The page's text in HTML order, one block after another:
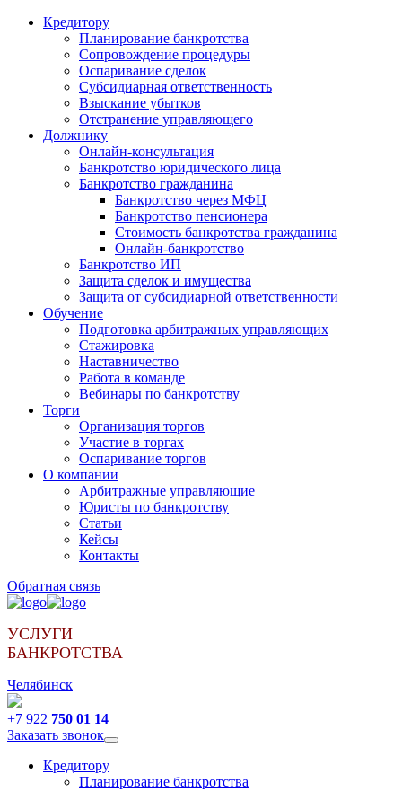
Кредитору
Планирование банкротства
Сопровождение процедуры
Оспаривание сделок
Субсидиарная ответственность
Взыскание убытков
Отстранение управляющего
Должнику
Онлайн-консультация
Банкротство юридического лица
Банкротство гражданина
Банкротство через МФЦ
Банкротство пенсионера
Стоимость банкротства гражданина
Онлайн-банкротство
Банкротство ИП
Защита сделок и имущества
Защита от субсидиарной ответственности
Обучение
Подготовка арбитражных управляющих
Стажировка
Наставничество
Работа в команде
Вебинары по банкротству
Торги
Организация торгов
Участие в торгах
Оспаривание торгов
О компании
Арбитражные управляющие
Юристы по банкротству
Статьи
Кейсы
Контакты
Обратная связь
УСЛУГИ
БАНКРОТСТВА
Челябинск
+7 922 750 01 14
Заказать звонок
Кредитору
Планирование банкротства